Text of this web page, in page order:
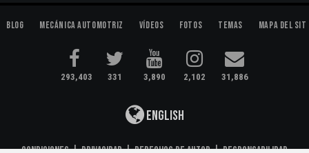
Blog Mecánica Automotriz Vídeos Fotos Temas Mapa del
293,403 331 3,890 2,102 31,886
English